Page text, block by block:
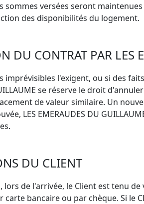
sommes versées seront
des disponibilités du logement.
DU CONTRAT PAR
imprévisibles l'exigent, ou si des
se réserve le droit
de valeur similaire. Un
LES EMERAUDES DU
DU CLIENT
lors de l'arrivée, le Client est tenu
bancaire ou par chèque. Si le